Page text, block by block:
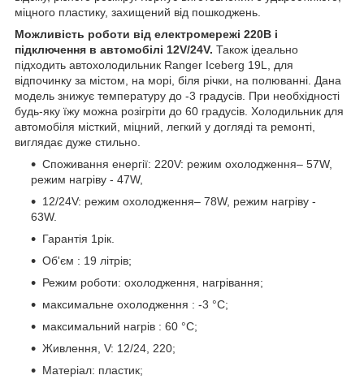
міцного пластику, захищений від пошкоджень.
Можливість роботи від електромережі 220В і
підключення в автомобілі 12V/24V. Також ідеально
підходить автохолодильник Ranger Iceberg 19L, для
відпочинку за містом, на морі, біля річки, на полюванні. Дана
модель знижує температуру до -3 градусів. При необхідності
будь-яку їжу можна розігріти до 60 градусів. Холодильник для
автомобіля місткий, міцний, легкий у догляді та ремонті,
виглядає дуже стильно.
Споживання енергії: 220V: режим охолодження– 57W,
режим нагріву - 47W,
12/24V: режим охолодження– 78W, режим нагріву -
63W.
Гарантія 1рік.
Об'єм : 19 літрів;
Режим роботи: охолодження, нагрівання;
максимальне охолодження : -3 °C;
максимальний нагрів : 60 °C;
Живлення, V: 12/24, 220;
Матеріал: пластик;